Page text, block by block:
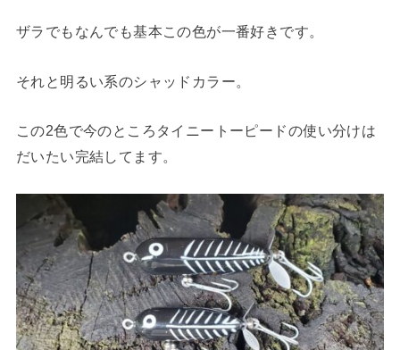
ザラでもなんでも基本この色が一番好きです。
それと明るい系のシャッドカラー。
この2色で今のところタイニートーピードの使い分けは
だいたい完結してます。